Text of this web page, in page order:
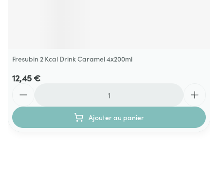
Fresubin 2 Kcal Drink Caramel 4x200ml
12,45 €
Ajouter au panier